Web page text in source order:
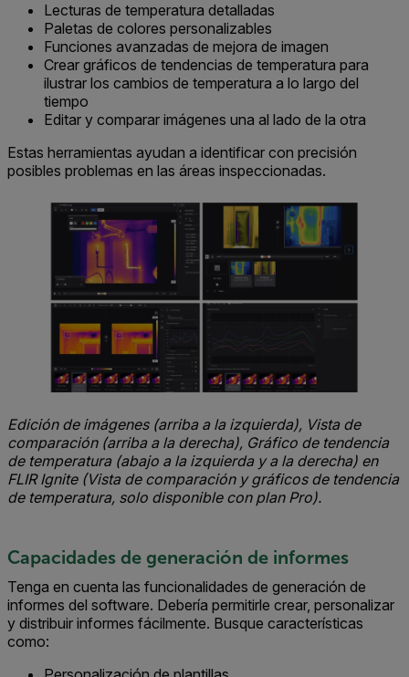
Lecturas de temperatura detalladas
Paletas de colores personalizables
Funciones avanzadas de mejora de imagen
Crear gráficos de tendencias de temperatura para
ilustrar los cambios de temperatura a lo largo del
tiempo
Editar y comparar imágenes una al lado de la otra
Estas herramientas ayudan a identificar con precisión
posibles problemas en las áreas inspeccionadas.
Edición de imágenes (arriba a la izquierda), Vista de
comparación (arriba a la derecha), Gráfico de tendencia
de temperatura (abajo a la izquierda y a la derecha) en
FLIR Ignite (Vista de comparación y gráficos de tendencia
de temperatura, solo disponible con plan Pro).
Capacidades de generación de informes
Tenga en cuenta las funcionalidades de generación de
informes del software. Debería permitirle crear, personalizar
y distribuir informes fácilmente. Busque características
como: